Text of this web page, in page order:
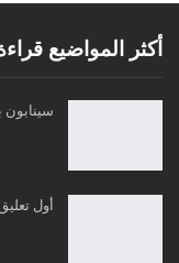
أكثر المواضيع
أول